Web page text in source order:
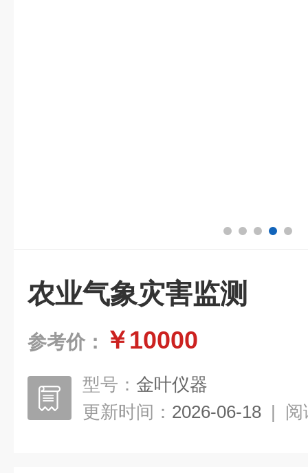
农业气象灾害监测
参考价： ￥10000
型号： 金叶仪器
更新时间： 2026-06-18 | 阅